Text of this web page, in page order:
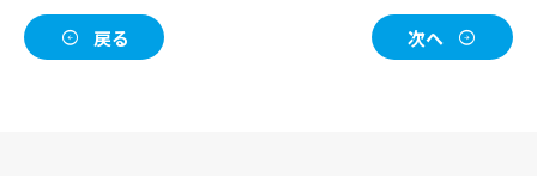
戻る 次へ